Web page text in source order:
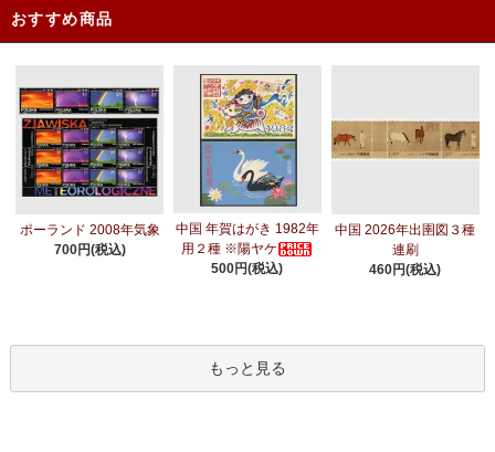
おすすめ商品
ポーランド 2008年気象
700円(税込)
中国 年賀はがき 1982年
用２種 ※陽ヤケ
500円(税込)
中国 2026年出圉図３種
連刷
460円(税込)
もっと見る